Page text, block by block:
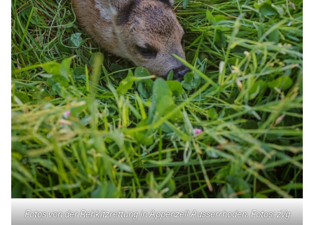
Fotos von der Rehkitzrettung in Appenzell Ausserrhoden. Fotos: zVg